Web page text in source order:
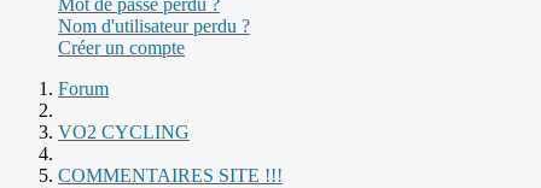
Mot de passe perdu ?
Nom d'utilisateur perdu ?
Créer un compte
Forum
VO2 CYCLING
COMMENTAIRES SITE !!!